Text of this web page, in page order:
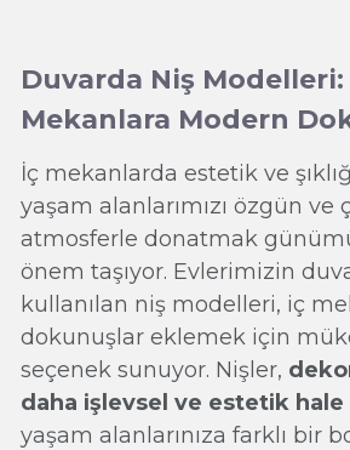
Duvarda Niş Modelleri:
Mekanlara Modern
İç mekanlarda estetik ve
yaşam alanlarımızı özgün ve
atmosferle donatmak
önem taşıyor. Evlerimizin
kullanılan niş modelleri, iç
dokunuşlar eklemek için
seçenek sunuyor. Nişler,
daha işlevsel ve estetik
yaşam alanlarınıza farklı bir